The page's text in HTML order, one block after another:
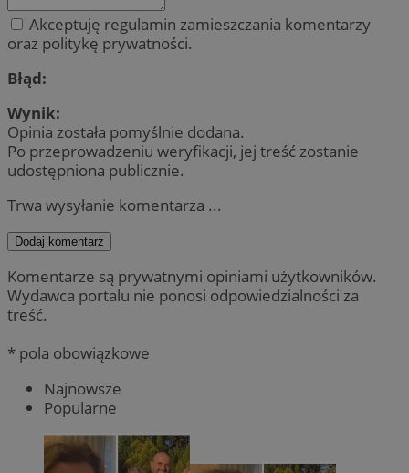
Akceptuję regulamin zamieszczania komentarzy
oraz politykę prywatności.
Błąd:
Wynik:
Opinia została pomyślnie dodana.
Po przeprowadzeniu weryfikacji, jej treść zostanie
udostępniona publicznie.
Trwa wysyłanie komentarza ...
Dodaj komentarz
Komentarze są prywatnymi opiniami użytkowników.
Wydawca portalu nie ponosi odpowiedzialności za
treść.
* pola obowiązkowe
Najnowsze
Popularne